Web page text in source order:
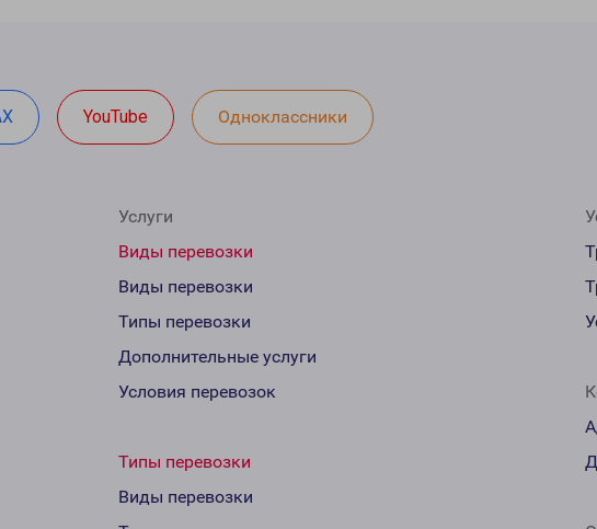
YouTube Одноклассники
Услуги
Виды перевозки
Виды перевозки
Типы перевозки
Дополнительные услуги
Условия перевозок
Типы перевозки
Виды перевозки